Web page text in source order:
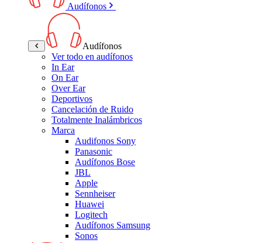
Audífonos
Audífonos
Ver todo en audífonos
In Ear
On Ear
Over Ear
Deportivos
Cancelación de Ruido
Totalmente Inalámbricos
Marca
Audifonos Sony
Panasonic
Audífonos Bose
JBL
Apple
Sennheiser
Huawei
Logitech
Audífonos Samsung
Sonos